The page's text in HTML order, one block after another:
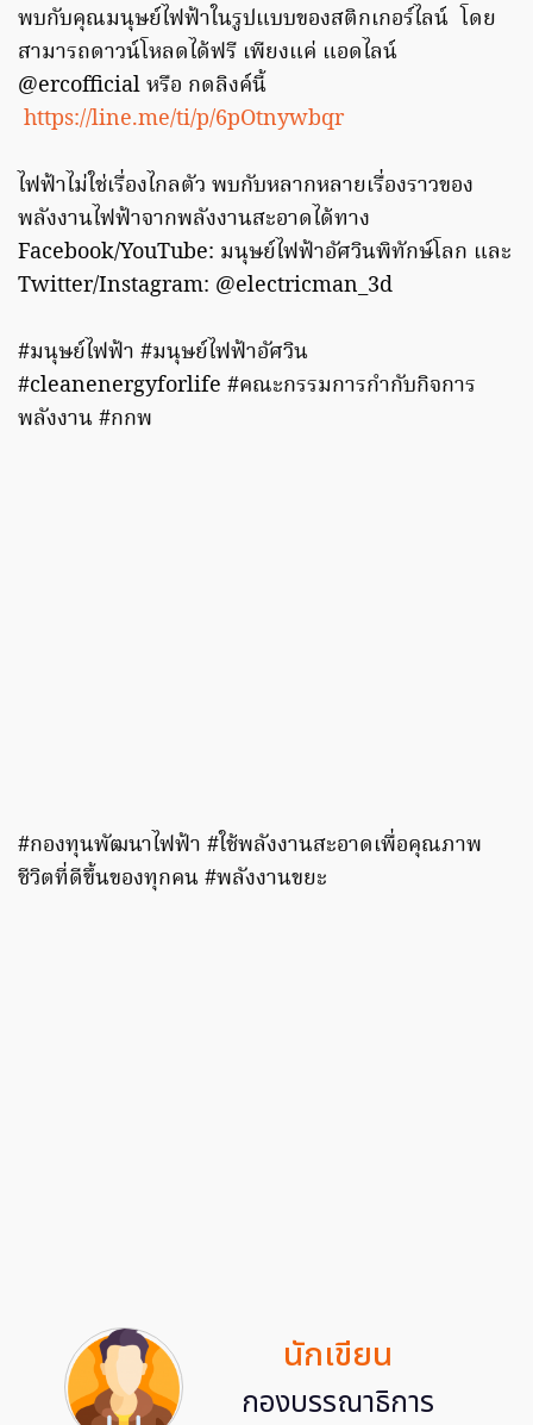
พบกับคุณมนุษย์ไฟฟ้าในรูปแบบของสติกเกอร์ไลน์ โดย
สามารถดาวน์โหลดได้ฟรี เพียงแค่ แอดไลน์
@ercofficial หรือ กดลิงค์นี้
https://line.me/ti/p/6pOtnywbqr
ไฟฟ้าไม่ใช่เรื่องไกลตัว พบกับหลากหลายเรื่องราวของ
พลังงานไฟฟ้าจากพลังงานสะอาดได้ทาง
Facebook/YouTube: มนุษย์ไฟฟ้าอัศวินพิทักษ์โลก และ
Twitter/Instagram: @electricman_3d
#มนุษย์ไฟฟ้า #มนุษย์ไฟฟ้าอัศวิน
#cleanenergyforlife #คณะกรรมการกำกับกิจการ
พลังงาน #กกพ
#กองทุนพัฒนาไฟฟ้า #ใช้พลังงานสะอาดเพื่อคุณภาพ
ชีวิตที่ดีขึ้นของทุกคน #พลังงานขยะ
นักเขียน
กองบรรณาธิการ